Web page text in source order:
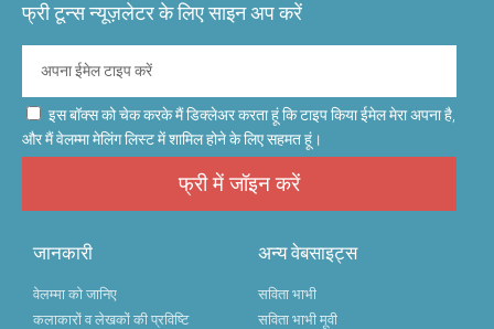
फ्री टून्स न्यूज़लेटर के लिए साइन अप करें
इस बॉक्स को चेक करके मैं डिक्लेअर करता हूं कि टाइप किया ईमेल मेरा अपना है,
और मैं वेलम्मा मेलिंग लिस्ट में शामिल होने के लिए सहमत हूं।
फ्री में जॉइन करें
जानकारी
वेलम्मा को जानिए
कलाकारों व लेखकों की प्रविष्टि
अन्य वेबसाइट्स
सविता भाभी
सविता भाभी मूवी